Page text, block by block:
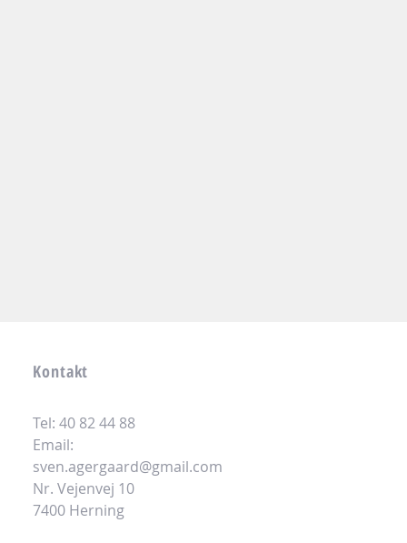
Kontakt
Tel: 40 82 44 88
Email:
sven.agergaard@gmail.com
Nr. Vejenvej 10
7400 Herning